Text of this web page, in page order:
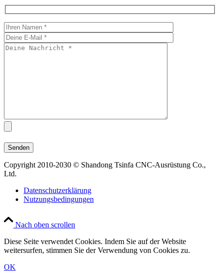
Copyright 2010-2030 © Shandong Tsinfa CNC-Ausrüstung Co.,
Ltd.
Datenschutzerklärung
Nutzungsbedingungen
Nach oben scrollen
Diese Seite verwendet Cookies. Indem Sie auf der Website
weitersurfen, stimmen Sie der Verwendung von Cookies zu.
OK